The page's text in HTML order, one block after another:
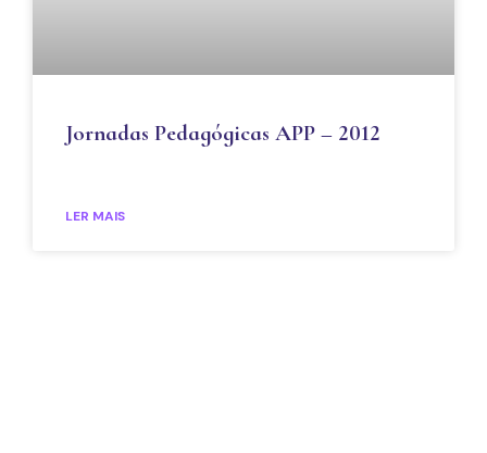
Jornadas Pedagógicas APP – 2012
LER MAIS